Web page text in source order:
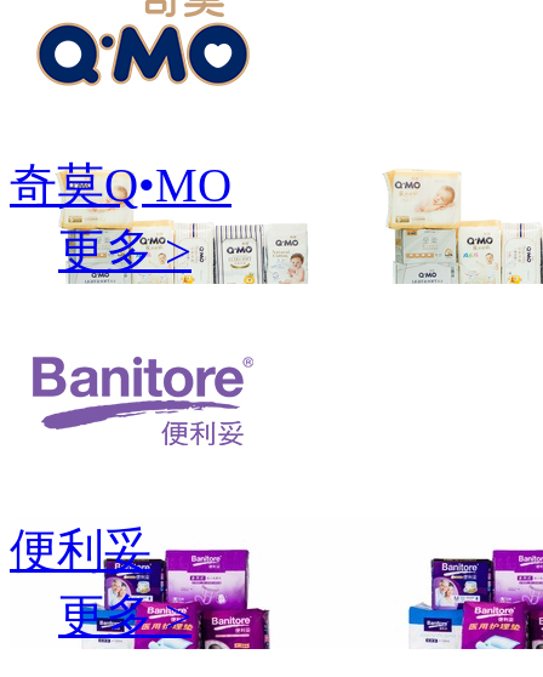
奇莫Q•MO
更多 >
便利妥
更多 >